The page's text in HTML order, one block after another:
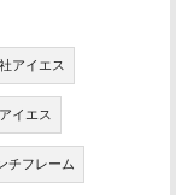
アイエス
イエス
チフレーム